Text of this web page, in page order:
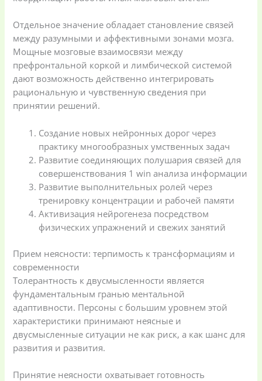
Отдельное значение обладает становление связей
между разумными и аффективными зонами мозга.
Мощные мозговые взаимосвязи между
префронтальной коркой и лимбической системой
дают возможность действенно интегрировать
рациональную и чувственную сведения при
принятии решений.
Создание новых нейронных дорог через
практику многообразных умственных задач
Развитие соединяющих полушария связей для
совершенствования 1 win анализа информации
Развитие выполнительных ролей через
тренировку концентрации и рабочей памяти
Активизация нейрогенеза посредством
физических упражнений и свежих занятий
Прием неясности: терпимость к трансформациям и
современности
Толерантность к двусмысленности является
фундаментальным гранью ментальной
адаптивности. Персоны с большим уровнем этой
характеристики принимают неясные и
двусмысленные ситуации не как риск, а как шанс для
развития и развития.
Принятие неясности охватывает готовность